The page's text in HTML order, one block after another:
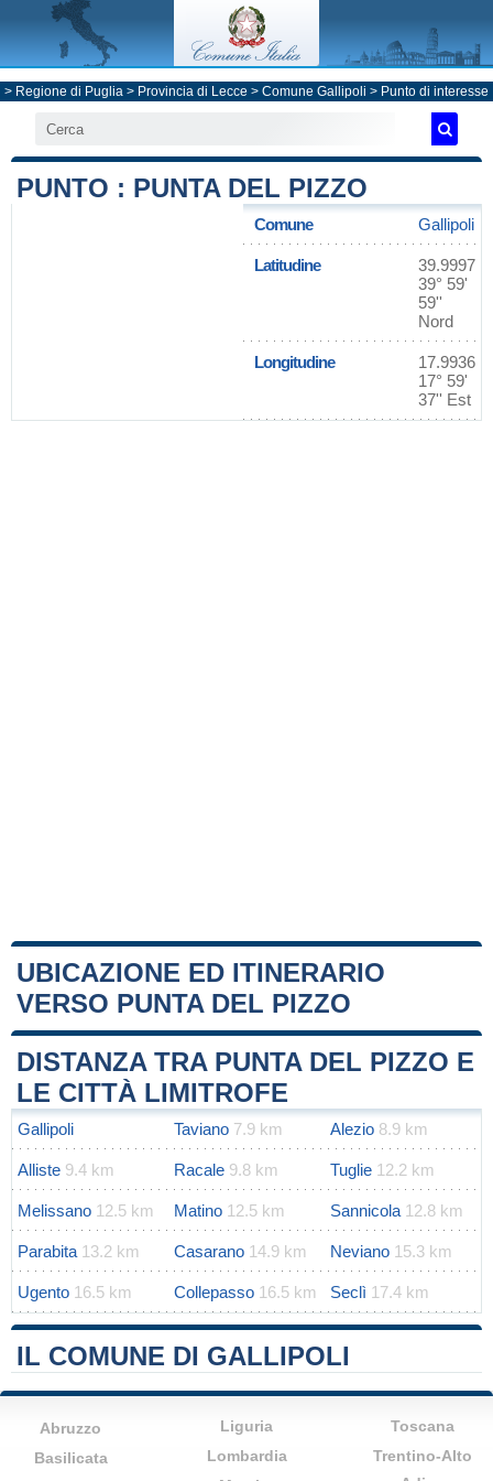
> Regione di Puglia > Provincia di Lecce > Comune Gallipoli > Punto di interesse
PUNTO : PUNTA DEL PIZZO
Comune Gallipoli
Latitudine
39.9997
39° 59'
59''
Nord
Longitudine
17.9936
17° 59'
37'' Est
UBICAZIONE ED ITINERARIO
VERSO PUNTA DEL PIZZO
+
−
Leaflet|Map data ©OpenStreetMap
DISTANZA TRA PUNTA DEL PIZZO E
LE CITTÀ LIMITROFE
Gallipoli Taviano 7.9 km Alezio 8.9 km
Alliste 9.4 km Racale 9.8 km Tuglie 12.2 km
Melissano 12.5 km Matino 12.5 km Sannicola 12.8 km
Parabita 13.2 km Casarano 14.9 km Neviano 15.3 km
Ugento 16.5 km Collepasso 16.5 km Seclì 17.4 km
IL COMUNE DI GALLIPOLI
Abruzzo
Basilicata
Liguria
Lombardia
Toscana
Trentino-Alto